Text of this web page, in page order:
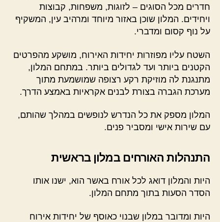
חדרים מכל הסוגים – לזוגות, משפחות, קבוצות
ויחידים. המלון שוכן באזור מיוחד ומרהיב עין, המשקיף
על נוף קסום ומדברי.
השטח עליו מפוזרות יחידות האירוח, מושקע מהפרטים
הקטנים ביותר ועד לגדולים ביותר. במתחם המלון,
מתנגנת לה מוזיקת רקע רצופה שמושמעת מתוך
מערכת הגברה בצורת לבנים אקראיות באמצע הדרך.
המלון מספק את כל הנדרש לנופשים במהלך שהותם,
עם שירות אישי ומסביר פנים.
התנהלות האורחים במלון בראשית
היות והמלון דואג לכל אורח באשר הוא, ישנו אותו
הסדר הסעות בתוך מתחם המלון.
היות ומדובר במלון שבנוי כאוסף של יחידות אירוח